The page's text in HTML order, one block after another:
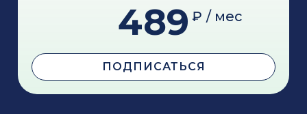
489 ₽ / мес
ПОДПИСАТЬСЯ